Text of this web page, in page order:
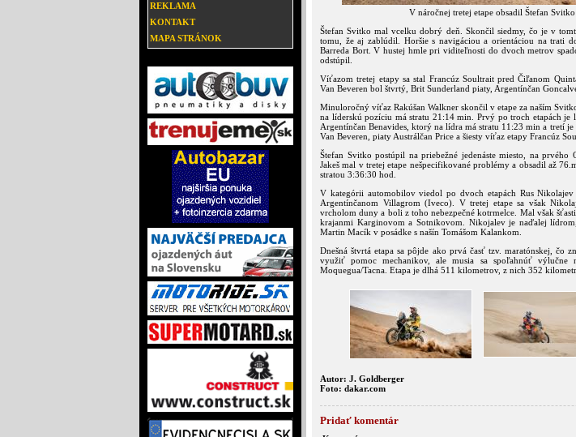
REKLAMA
KONTAKT
MAPA STRÁNOK
V náročnej tretej etape obsadil Štefan
Štefan Svitko mal vcelku dobrý deň. Skončil siedmy, čo je v
tomu, že aj zablúdil. Horšie s navigáciou a orientáciou na trati
Barreda Bort. V hustej hmle pri viditeľnosti do dvoch metrov
odstúpil.
Víťazom tretej etapy sa stal Francúz Soultrait pred Čiľanom
Van Beveren bol štvrtý, Brit Sunderland piaty, Argentínčan
Minuloročný víťaz Rakúšan Walkner skončil v etape za naším
na líderskú pozíciu má stratu 21:14 min. Prvý po troch etapách
Argentínčan Benavides, ktorý na lídra má stratu 11:23 min a tretí
Van Beveren, piaty Austrálčan Price a šiesty víťaz etapy Francúz
Štefan Svitko postúpil na priebežné jedenáste miesto, na
Jakeš mal v tretej etape nešpecifikované problémy a obsadil až
stratou 3:36:30 hod.
V kategórii automobilov viedol po dvoch etapách Rus
Argentínčanom Villagrom (Iveco). V tretej etape sa však
vrcholom duny a boli z toho nebezpečné kotrmelce. Mal však
krajanmi Karginovom a Sotnikovom. Nikojalev je naďalej
Martin Macík v posádke s našín Tomášom Kalankom.
Dnešná štvrtá etapa sa pôjde ako prvá časť tzv. maratónskej, čo
využiť pomoc mechanikov, ale musia sa spoľahnúť
Moquegua/Tacna. Etapa je dlhá 511 kilometrov, z nich 352
Autor: J. Goldberger
Foto: dakar.com
Pridať komentár